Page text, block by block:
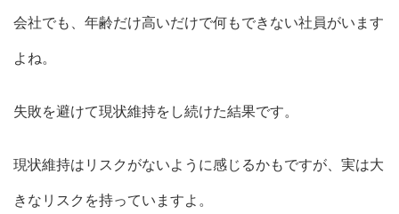
会社でも、年齢だけ高いだけで何もできない社員がいます
よね。
失敗を避けて現状維持をし続けた結果です。
現状維持はリスクがないように感じるかもですが、実は大
きなリスクを持っていますよ。